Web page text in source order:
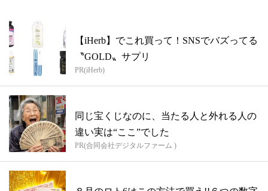
【iHerb】でこれ買って！SNSでバズってる
〝GOLD〟サプリ
PR(iHerb)
同じ宝くじなのに、当たる人と外れる人の
違い実は“ここ”でした
PR(合同会社デジタルファーム )